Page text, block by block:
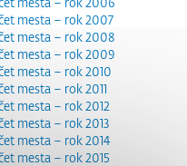
mesta – rok 2007
mesta – rok 2008
mesta – rok 2009
mesta – rok 2010
mesta – rok 2011
mesta – rok 2012
mesta – rok 2013
mesta – rok 2014
mesta – rok 2015